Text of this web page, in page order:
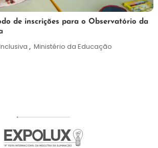
de inscrições para o Observatório da
, Ministério da Educação